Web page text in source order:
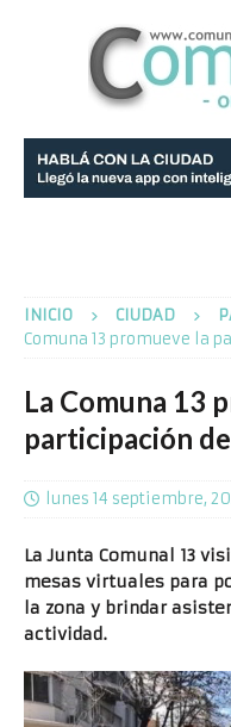
INICIO CIUDAD
Comuna 13 promueve la
La Comuna 13
participación
lunes 14 septiembre,
La Junta Comunal 13
mesas virtuales para
la zona y brindar
actividad.